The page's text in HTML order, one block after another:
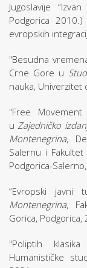
Jugoslavije
Podgorica
evropskih
"Besudna
Crne Gore u
nauka, Univerzitet
"Free
uZajedničko
Montenegrina,
Salernu i
Podgorica-
“Evropski javni
Montenegrina,
Gorica, Podgorica,
"Poliptih
Humanističke